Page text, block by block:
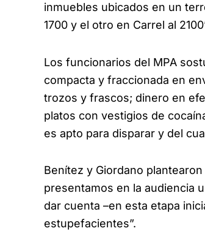
inmuebles ubicados en un
1700 y el otro en Carrel al
Los funcionarios del MPA
compacta y fraccionada en
trozos y frascos; dinero en
platos con vestigios de
es apto para disparar y del
Benítez y Giordano
presentamos en la audiencia
dar cuenta –en esta etapa
estupefacientes”.